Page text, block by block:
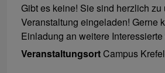
Gibt es keine! Sie sind herzlich zu
Veranstaltung eingeladen! Gerne
Einladung an weitere
Veranstaltungsort Campus